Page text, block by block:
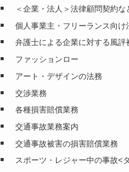
＜企業・法人＞法律顧問契約
個人事業主・フリーランス向け
弁護士による企業に対する風評
ファッションロー
アート・デザインの法務
交渉業務
各種損害賠償業務
交通事故業務案内
交通事故被害の損害賠償業務
スポーツ・レジャー中の事故<